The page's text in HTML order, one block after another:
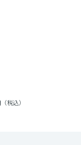
税込）